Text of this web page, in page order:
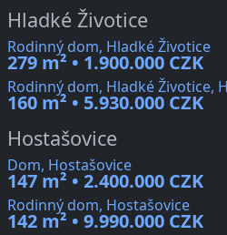
Hladké Životice
Rodinný dom, Hladké Životice
279 m² • 1.900.000 CZK
Rodinný dom, Hladké Životice,
160 m² • 5.930.000 CZK
Hostašovice
Dom, Hostašovice
147 m² • 2.400.000 CZK
Rodinný dom, Hostašovice
142 m² • 9.990.000 CZK